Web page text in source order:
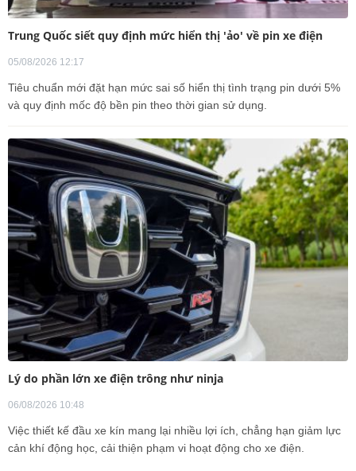
Trung Quốc siết quy định mức hiển thị 'ảo' về pin xe điện
05/08/2026 12:17
Tiêu chuẩn mới đặt hạn mức sai số hiển thị tình trạng pin dưới 5%
và quy định mốc độ bền pin theo thời gian sử dụng.
Lý do phần lớn xe điện trông như ninja
06/08/2026 10:48
Việc thiết kế đầu xe kín mang lại nhiều lợi ích, chẳng hạn giảm lực
cản khí động học, cải thiện phạm vi hoạt động cho xe điện.